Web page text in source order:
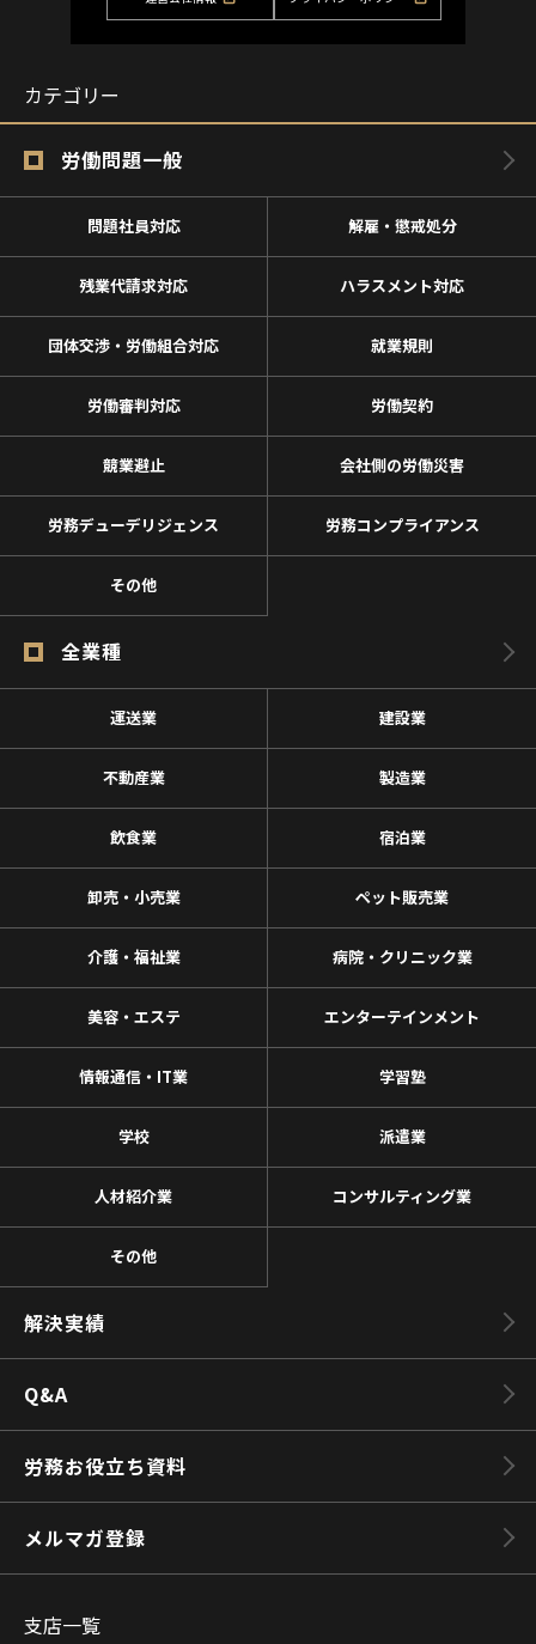
カテゴリー
労働問題一般
問題社員対応 解雇・懲戒処分
残業代請求対応 ハラスメント対応
団体交渉・労働組合対応 就業規則
労働審判対応 労働契約
競業避止 会社側の労働災害
労務デューデリジェンス 労務コンプライアンス
その他
全業種
運送業 建設業
不動産業 製造業
飲食業 宿泊業
卸売・小売業 ペット販売業
介護・福祉業 病院・クリニック業
美容・エステ エンターテインメント
情報通信・IT業 学習塾
学校 派遣業
人材紹介業 コンサルティング業
その他
解決実績
Q&A
労務お役立ち資料
メルマガ登録
支店一覧